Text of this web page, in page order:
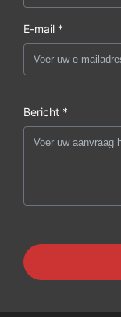
E-mail *
Bericht *